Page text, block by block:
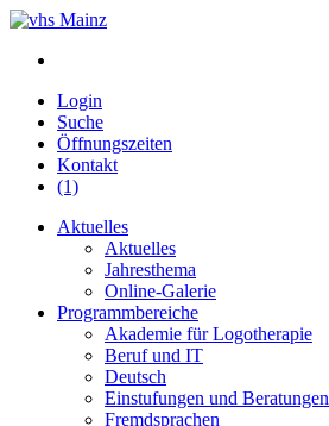
Login
Suche
Öffnungszeiten
Kontakt
(1)
Aktuelles
Aktuelles
Jahresthema
Online-Galerie
Programmbereiche
Akademie für Logotherapie
Beruf und IT
Deutsch
Einstufungen und Beratungen
Fremdsprachen